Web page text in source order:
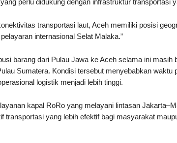
perlu didukung dengan infrastruktur transportasi
transportasi laut, Aceh memiliki posisi
internasional Selat Malaka.”
barang dari Pulau Jawa ke Aceh selama ini masih
Sumatera. Kondisi tersebut menyebabkan waktu
logistik menjadi lebih tinggi.
kapal RoRo yang melayani lintasan
transportasi yang lebih efektif bagi masyarakat